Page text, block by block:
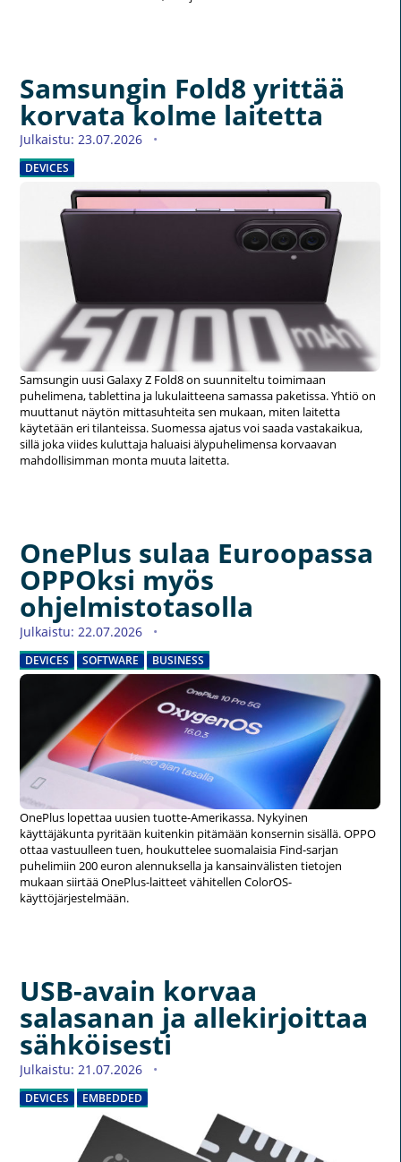
Samsungin Fold8 yrittää
korvata kolme laitetta
Julkaistu: 23.07.2026
DEVICES
Samsungin uusi Galaxy Z Fold8 on suunniteltu toimimaan
puhelimena, tablettina ja lukulaitteena samassa paketissa. Yhtiö on
muuttanut näytön mittasuhteita sen mukaan, miten laitetta
käytetään eri tilanteissa. Suomessa ajatus voi saada vastakaikua,
sillä joka viides kuluttaja haluaisi älypuhelimensa korvaavan
mahdollisimman monta muuta laitetta.
OnePlus sulaa Euroopassa
OPPOksi myös
ohjelmistotasolla
Julkaistu: 22.07.2026
DEVICES SOFTWARE BUSINESS
OnePlus lopettaa uusien tuotte-Amerikassa. Nykyinen
käyttäjäkunta pyritään kuitenkin pitämään konsernin sisällä. OPPO
ottaa vastuulleen tuen, houkuttelee suomalaisia Find-sarjan
puhelimiin 200 euron alennuksella ja kansainvälisten tietojen
mukaan siirtää OnePlus-laitteet vähitellen ColorOS-
käyttöjärjestelmään.
USB-avain korvaa
salasanan ja allekirjoittaa
sähköisesti
Julkaistu: 21.07.2026
DEVICES EMBEDDED